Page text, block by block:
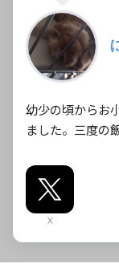
幼少の頃からお
ました。三度の
X